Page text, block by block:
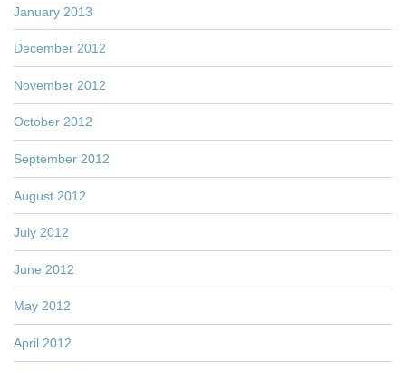
January 2013
December 2012
November 2012
October 2012
September 2012
August 2012
July 2012
June 2012
May 2012
April 2012